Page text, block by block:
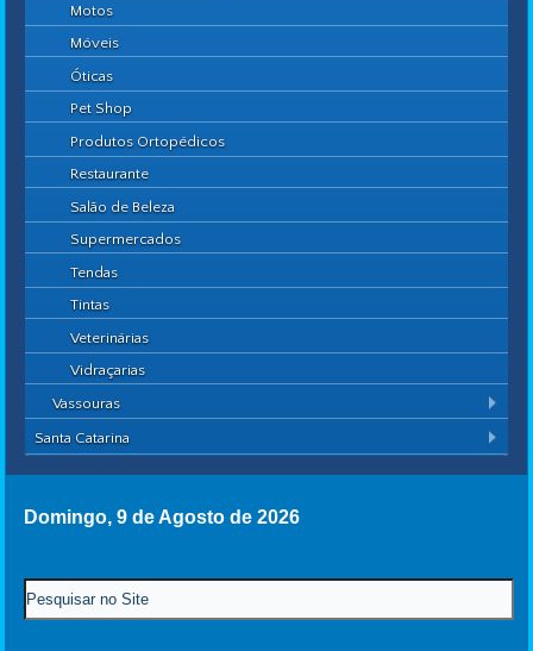
Motos
Móveis
Óticas
Pet Shop
Produtos Ortopédicos
Restaurante
Salão de Beleza
Supermercados
Tendas
Tintas
Veterinárias
Vidraçarias
Vassouras
Santa Catarina
Domingo, 9 de Agosto de 2026